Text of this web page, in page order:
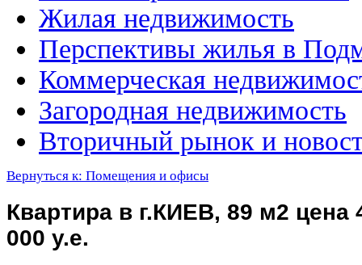
Жилая недвижимость
Перспективы жилья в
Коммерческая
Загородная недвижимость
Вторичный рынок и
Вернуться к: Помещения и офисы
Квартира в г.КИЕВ, 89 м2 цена
000 у.е.